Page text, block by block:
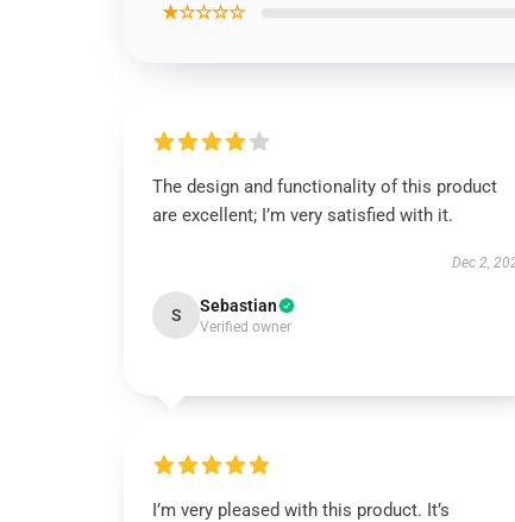
★☆☆☆☆
The design and functionality of this product
are excellent; I’m very satisfied with it.
Dec 2,
S Sebastian
Verified owner
I’m very pleased with this product. It’s